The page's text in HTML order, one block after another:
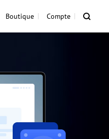
Boutique Compte